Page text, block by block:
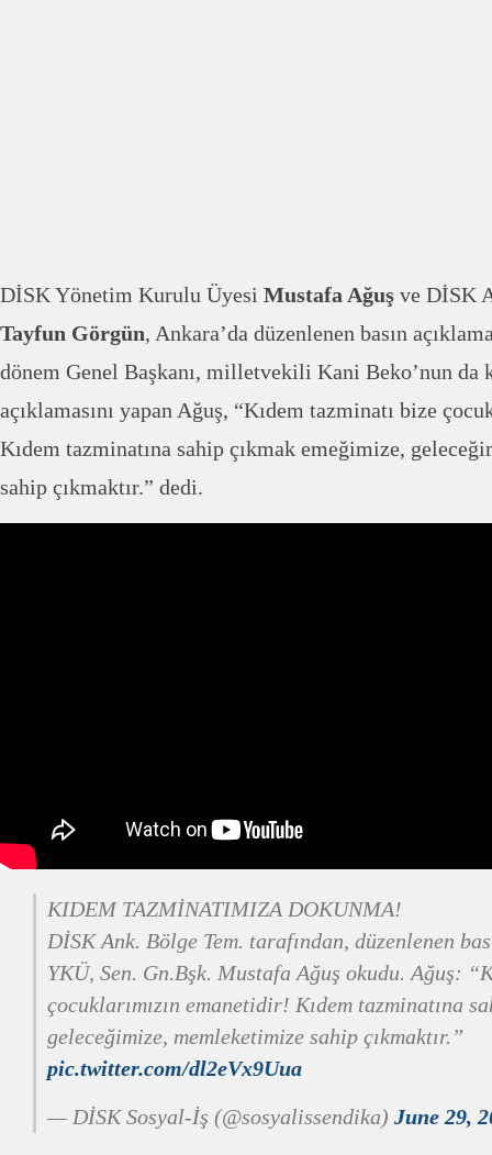
DİSK Yönetim Kurulu Üyesi Mustafa Ağuş ve DİSK
Tayfun Görgün, Ankara’da düzenlenen basın
dönem Genel Başkanı, milletvekili Kani Beko’nun da
açıklamasını yapan Ağuş, “Kıdem tazminatı bize
Kıdem tazminatına sahip çıkmak emeğimize,
sahip çıkmaktır.” dedi.
KIDEM TAZMİNATIMIZA DOKUNMA!
DİSK Ank. Bölge Tem. tarafından, düzenlenen
YKÜ, Sen. Gn.Bşk. Mustafa Ağuş okudu. Ağuş:
çocuklarımızın emanetidir! Kıdem tazminatına
geleceğimize, memleketimize sahip çıkmaktır.”
pic.twitter.com/dl2eVx9Uua
— DİSK Sosyal-İş (@sosyalissendika) June 29,